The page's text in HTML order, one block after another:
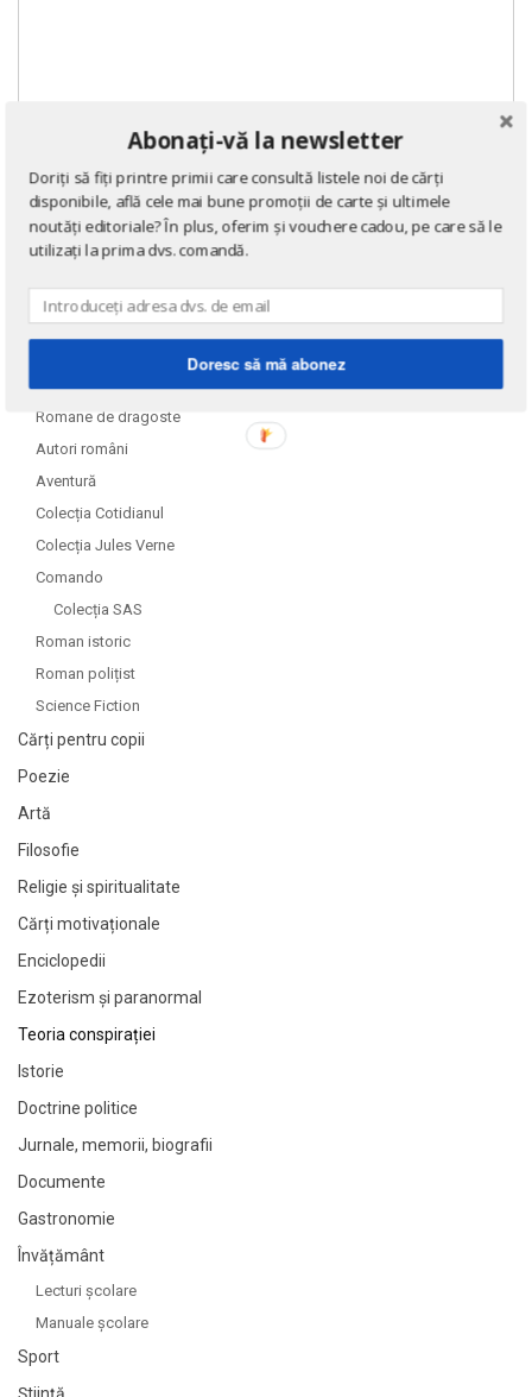
DOMENII
Romane de dragoste
Autori români
Aventură
Colecția Cotidianul
Colecția Jules Verne
Comando
Colecția SAS
Roman istoric
Roman polițist
Science Fiction
Cărți pentru copii
Poezie
Artă
Filosofie
Religie și spiritualitate
Cărți motivaționale
Enciclopedii
Ezoterism și paranormal
Teoria conspirației
Istorie
Doctrine politice
Jurnale, memorii, biografii
Documente
Gastronomie
Învățământ
Lecturi şcolare
Manuale şcolare
Sport
Abonați-vă la newsletter
Doriți să fiți printre primii care consultă listele noi de cărți
disponibile, află cele mai bune promoții de carte și ultimele
noutăți editoriale? În plus, oferim și vouchere cadou, pe care să le
utilizați la prima dvs. comandă.
Doresc să mă abonez